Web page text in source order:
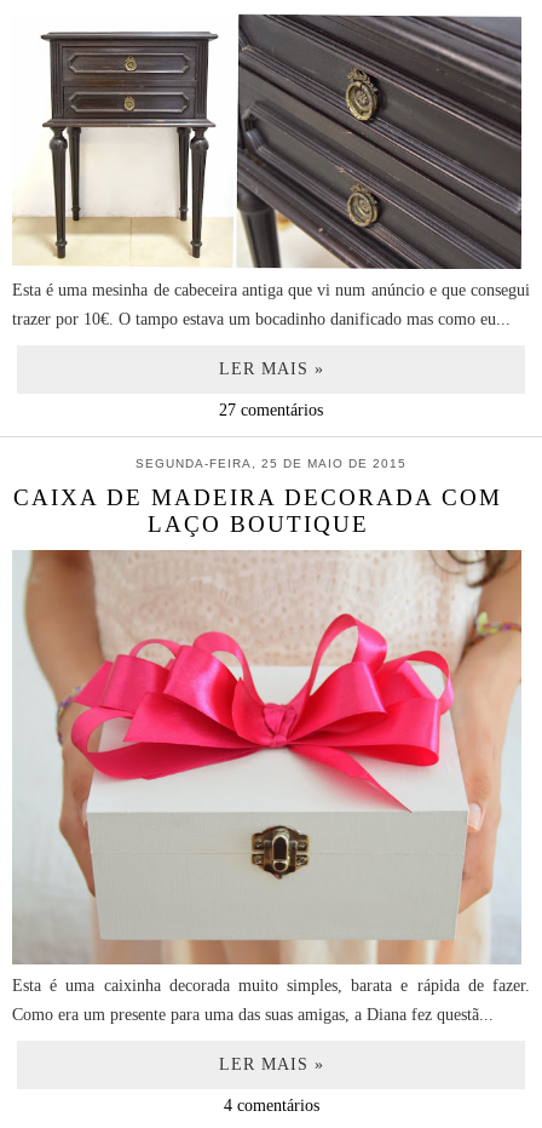
Esta é uma mesinha de cabeceira antiga que vi num anúncio e que consegui
trazer por 10€. O tampo estava um bocadinho danificado mas como eu...
LER MAIS »
27 comentários
SEGUNDA-FEIRA, 25 DE MAIO DE 2015
CAIXA DE MADEIRA DECORADA COM
LAÇO BOUTIQUE
Esta é uma caixinha decorada muito simples, barata e rápida de fazer.
Como era um presente para uma das suas amigas, a Diana fez questã...
LER MAIS »
4 comentários